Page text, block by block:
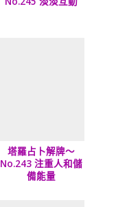
塔羅占卜解牌～
No.243 注重人和儲
備能量